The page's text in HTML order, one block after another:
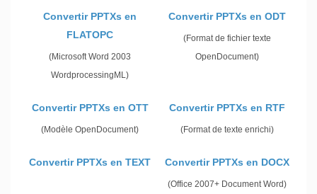
Convertir PPTXs en
FLATOPC
(Microsoft Word 2003
WordprocessingML)
Convertir PPTXs en ODT
(Format de fichier texte
OpenDocument)
Convertir PPTXs en OTT
(Modèle OpenDocument)
Convertir PPTXs en RTF
(Format de texte enrichi)
Convertir PPTXs en TEXT Convertir PPTXs en DOCX
(Office 2007+ Document Word)